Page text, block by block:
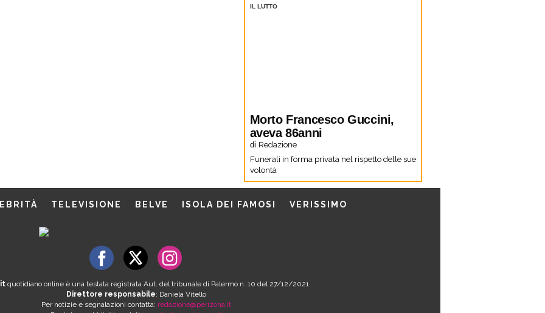
IL LUTTO
Morto Francesco Guccini,
aveva 86anni
di Redazione
Funerali in forma privata nel rispetto delle sue
volontà
TELEVISIONE BELVE ISOLA DEI FAMOSI VERISSIMO
quotidiano online è una testata registrata Aut. del tribunale di Palermo n. 10 del 27/12/2021
Direttore responsabile: Daniela Vitello
Per notizie e segnalazioni contatta: redazione@perizona.it